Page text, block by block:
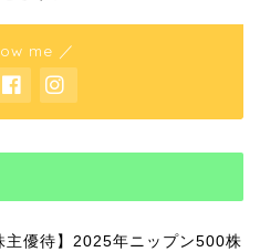
me ／
主優待】2025年ニップン500株